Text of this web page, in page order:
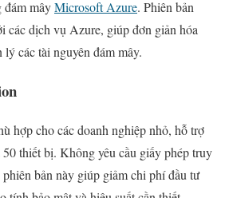
đám mâyMicrosoft Azure. Phiên bản
các dịch vụ Azure, giúp đơn giản hóa
các tài nguyên đám mây.
hợp cho các doanh nghiệp nhỏ, hỗ trợ
thiết bị. Không yêu cầu giấy phép truy
bản này giúp giảm chi phí đầu tư